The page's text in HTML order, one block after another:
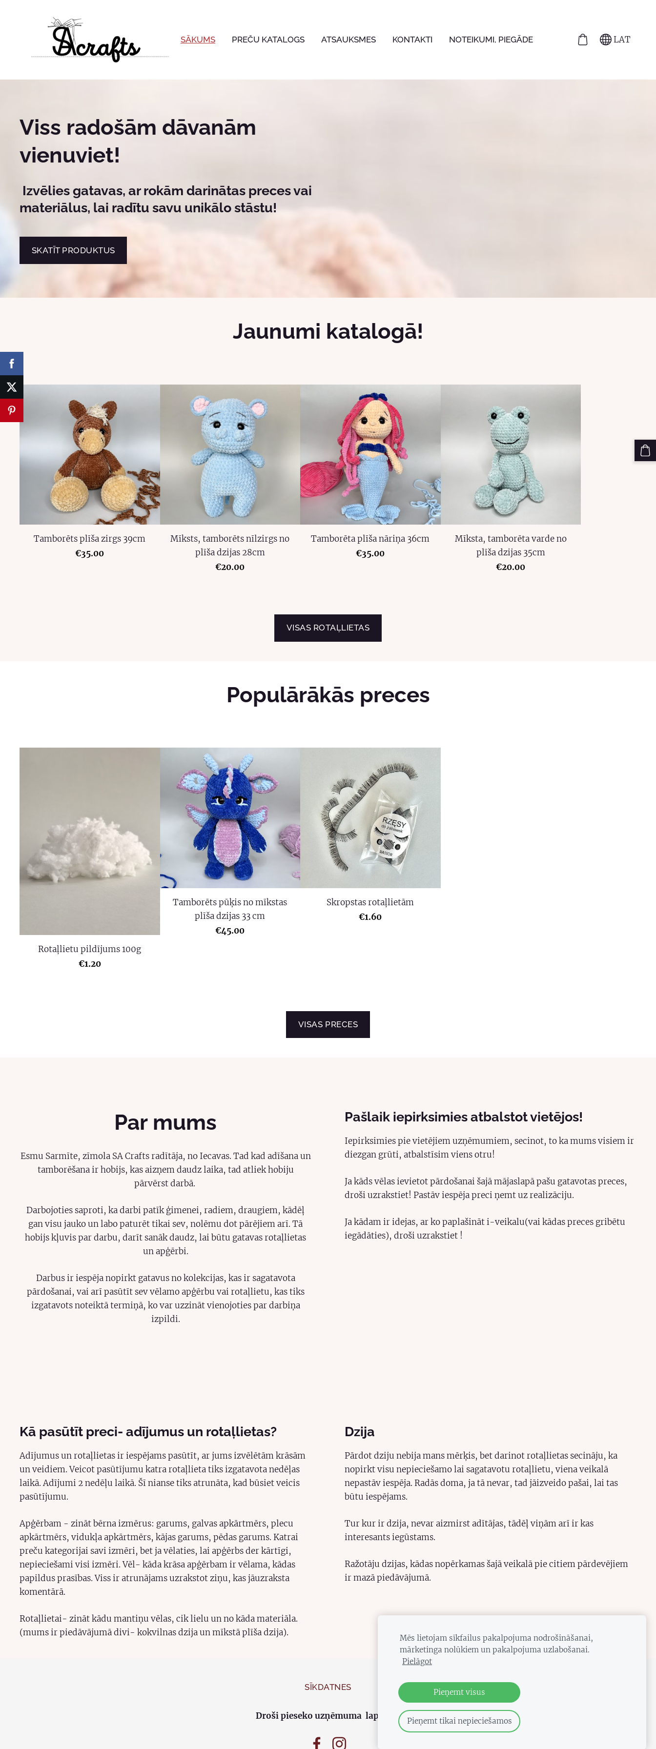
SĀKUMS PREČU KATALOGS ATSAUKSMES KONTAKTI NOTEIKUMI, PIEGĀDE LAT
Viss radošām dāvanām
vienuviet!
Izvēlies gatavas, ar rokām darinātas preces vai
materiālus, lai radītu savu unikālo stāstu!
​SKATĪT PRODUKTUS​
Jaunumi katalogā!
Tamborēts plīša zirgs 39cm
€35.00
Mīksts, tamborēts nīlzirgs no
plīša dzijas 28cm
€20.00
Tamborēta plīša nāriņa 36cm
€35.00
Mīksta, tamborēta varde no
plīša dzijas 35cm
€20.00
​VISAS ROTAĻLIETAS​
Populārākās preces
Rotaļlietu pildījums 100g
€1.20
Tamborēts pūķis no mīkstas
plīša dzijas 33 cm
€45.00
Skropstas rotaļlietām
€1.60
​VISAS PRECES​
Par mums
Esmu Sarmīte, zīmola SA Crafts radītāja, no Iecavas. Tad kad adīšana un
tamborēšana ir hobijs, kas aizņem daudz laika, tad atliek hobiju
pārvērst darbā.
Darbojoties saproti, ka darbi patīk ģimenei, radiem, draugiem, kādēļ
gan visu jauko un labo paturēt tikai sev, nolēmu dot pārējiem arī. Tā
hobijs kļuvis par darbu, darīt sanāk daudz, lai būtu gatavas rotaļlietas
un apģērbi.
Darbus ir iespēja nopirkt gatavus no kolekcijas, kas ir sagatavota
pārdošanai, vai arī pasūtīt sev vēlamo apģērbu vai rotaļlietu, kas tiks
izgatavots noteiktā termiņā, ko var uzzināt vienojoties par darbiņa
izpildi.
Pašlaik iepirksimies atbalstot vietējos!
Iepirksimies pie vietējiem uzņēmumiem, secinot, to ka mums visiem ir
diezgan grūti, atbalstīsim viens otru!
Ja kāds vēlas ievietot pārdošanai šajā mājaslapā pašu gatavotas preces,
droši uzrakstiet! Pastāv iespēja preci ņemt uz realizāciju.
Ja kādam ir idejas, ar ko paplašināt i-veikalu(vai kādas preces gribētu
iegādāties), droši uzrakstiet !
Kā pasūtīt preci- adījumus un rotaļlietas?
Adījumus un rotaļlietas ir iespējams pasūtīt, ar jums izvēlētām krāsām
un veidiem. Veicot pasūtījumu katra rotaļlieta tiks izgatavota nedēļas
laikā. Adījumi 2 nedēļu laikā. Šī nianse tiks atrunāta, kad būsiet veicis
pasūtījumu.
Apģērbam - zināt bērna izmērus: garums, galvas apkārtmērs, plecu
apkārtmērs, vidukļa apkārtmērs, kājas garums, pēdas garums. Katrai
preču kategorijai savi izmēri, bet ja vēlaties, lai apģērbs der kārtīgi,
nepieciešami visi izmēri. Vēl- kāda krāsa apģērbam ir vēlama, kādas
papildus prasības. Viss ir atrunājams uzrakstot ziņu, kas jāuzraksta
komentārā.
Rotaļlietai- zināt kādu mantiņu vēlas, cik lielu un no kāda materiāla.
(mums ir piedāvājumā divi- kokvilnas dzija un mīkstā plīša dzija).
Dzija
Pārdot dziju nebija mans mērķis, bet darinot rotaļlietas secināju, ka
nopirkt visu nepieciešamo lai sagatavotu rotaļlietu, viena veikalā
nepastāv iespēja. Radās doma, ja tā nevar, tad jāizveido pašai, lai tas
būtu iespējams.
Tur kur ir dzija, nevar aizmirst adītājas, tādēļ viņām arī ir kas
interesants iegūstams.
Ražotāju dzijas, kādas nopērkamas šajā veikalā pie citiem pārdevējiem
ir mazā piedāvājumā.
SĪKDATNES
Droši pieseko uzņēmuma lapām!!!
Mēs lietojam sīkfailus pakalpojuma nodrošināšanai,
mārketinga nolūkiem un pakalpojuma uzlabošanai.
Pielāgot
Pieņemt visus
Pieņemt tikai nepieciešamos